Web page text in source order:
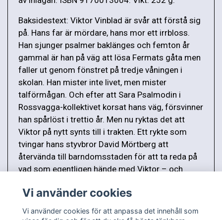
Baksidestext: Viktor Vinblad är svår att förstå sig
på. Hans far är mördare, hans mor ett irrbloss.
Han sjunger psalmer baklänges och femton år
gammal är han på väg att lösa Fermats gåta men
faller ut genom fönstret på tredje våningen i
skolan. Han mister inte livet, men mister
talförmågan. Och efter att Sara Psalmodin i
Rossvagga-kollektivet korsat hans väg, försvinner
han spårlöst i trettio år. Men nu ryktas det att
Viktor på nytt synts till i trakten. Ett rykte som
tvingar hans styvbror David Mörtberg att
återvända till barndomsstaden för att ta reda på
vad som egentligen hände med Viktor – och
Vi använder cookies
Vi använder cookies för att anpassa det innehåll som